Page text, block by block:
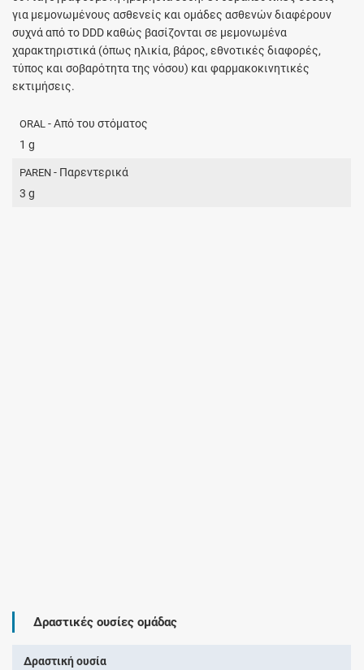
για μεμονωμένους ασθενείς και ομάδες ασθενών διαφέρουν
συχνά από το DDD καθώς βασίζονται σε μεμονωμένα
χαρακτηριστικά (όπως ηλικία, βάρος, εθνοτικές διαφορές,
τύπος και σοβαρότητα της νόσου) και φαρμακοκινητικές
εκτιμήσεις.
ORAL - Από του στόματος
1 g
PAREN - Παρεντερικά
3 g
Δραστικές ουσίες ομάδας
Δραστική ουσία